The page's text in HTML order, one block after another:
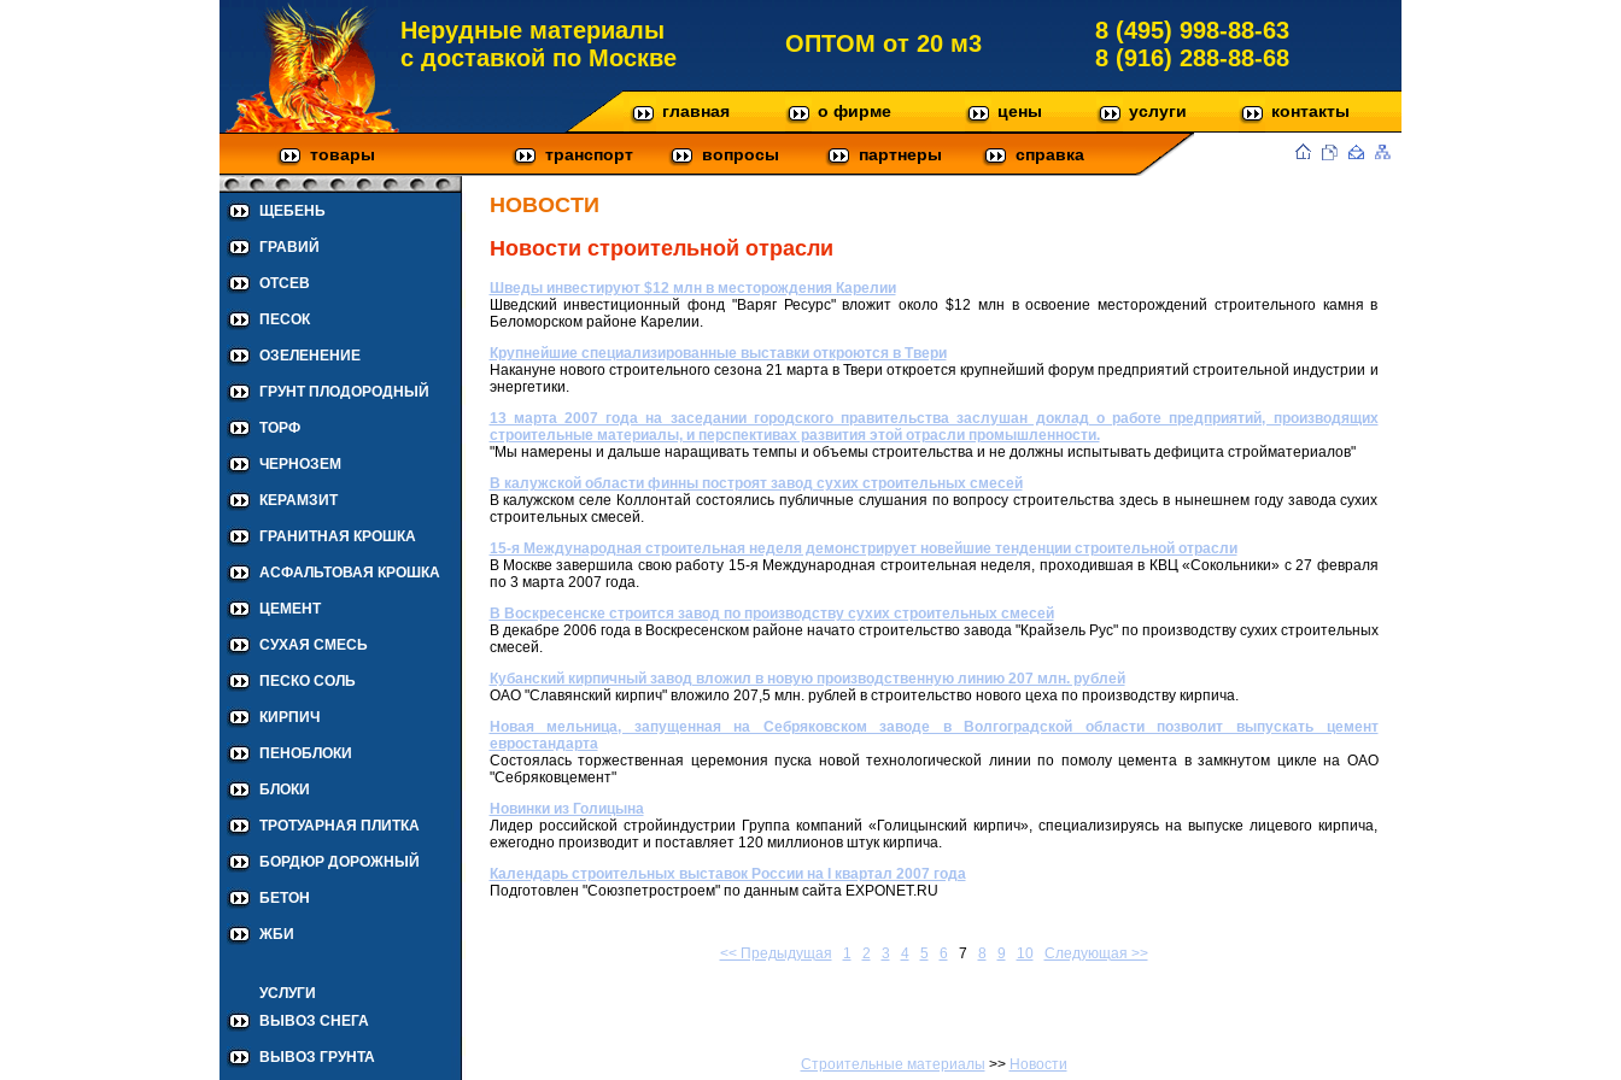
Нерудные материалы
с доставкой по Москве
ОПТОМ от 20 м3
8 (495) 998-88-63
8 (916) 288-88-68
главная о фирме цены услуги контакты
товары транспорт вопросы партнеры справка
ЩЕБЕНЬ
ГРАВИЙ
ОТСЕВ
ПЕСОК
ОЗЕЛЕНЕНИЕ
ГРУНТ ПЛОДОРОДНЫЙ
ТОРФ
ЧЕРНОЗЕМ
КЕРАМЗИТ
ГРАНИТНАЯ КРОШКА
АСФАЛЬТОВАЯ КРОШКА
ЦЕМЕНТ
СУХАЯ СМЕСЬ
ПЕСКО СОЛЬ
КИРПИЧ
ПЕНОБЛОКИ
БЛОКИ
ТРОТУАРНАЯ ПЛИТКА
БОРДЮР ДОРОЖНЫЙ
БЕТОН
ЖБИ
УСЛУГИ
ВЫВОЗ СНЕГА
ВЫВОЗ ГРУНТА
НОВОСТИ
Новости строительной отрасли
Шведы инвестируют $12 млн в месторождения Карелии
Шведский инвестиционный фонд "Варяг Ресурс" вложит около $12 млн в освоение месторождений строительного камня в
Беломорском районе Карелии.
Крупнейшие специализированные выставки откроются в Твери
Накануне нового строительного сезона 21 марта в Твери откроется крупнейший форум предприятий строительной индустрии и
энергетики.
13 марта 2007 года на заседании городского правительства заслушан доклад о работе предприятий, производящих
строительные материалы, и перспективах развития этой отрасли промышленности.
"Мы намерены и дальше наращивать темпы и объемы строительства и не должны испытывать дефицита стройматериалов"
В калужской области финны построят завод сухих строительных смесей
В калужском селе Коллонтай состоялись публичные слушания по вопросу строительства здесь в нынешнем году завода сухих
строительных смесей.
15-я Международная строительная неделя демонстрирует новейшие тенденции строительной отрасли
В Москве завершила свою работу 15-я Международная строительная неделя, проходившая в КВЦ «Сокольники» с 27 февраля
по 3 марта 2007 года.
В Воскресенске строится завод по производству сухих строительных смесей
В декабре 2006 года в Воскресенском районе начато строительство завода "Крайзель Рус" по производству сухих строительных
смесей.
Кубанский кирпичный завод вложил в новую производственную линию 207 млн. рублей
ОАО "Славянский кирпич" вложило 207,5 млн. рублей в строительство нового цеха по производству кирпича.
Новая мельница, запущенная на Себряковском заводе в Волгоградской области позволит выпускать цемент
евростандарта
Cостоялась торжественная церемония пуска новой технологической линии по помолу цемента в замкнутом цикле на ОАО
"Себряковцемент"
Новинки из Голицына
Лидер российской стройиндустрии Группа компаний «Голицынский кирпич», специализируясь на выпуске лицевого кирпича,
ежегодно производит и поставляет 120 миллионов штук кирпича.
Календарь строительных выставок России на I квартал 2007 года
Подготовлен "Союзпетростроем" по данным сайта EXPONET.RU
<< Предыдущая 1 2 3 4 5 6 7 8 9 10 Следующая >>
Строительные материалы >> Новости